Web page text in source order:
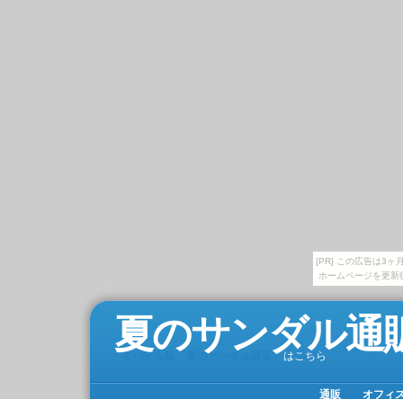
[PR] この広告は3ヶ
ホームページを更
夏のサンダル通
モバイル版「夏のサンダル通販」はこちら
通販 オフィ